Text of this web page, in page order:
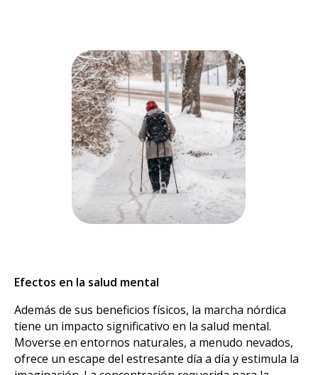
Efectos en la salud mental
Además de sus beneficios físicos, la marcha nórdica
tiene un impacto significativo en la salud mental.
Moverse en entornos naturales, a menudo nevados,
ofrece un escape del estresante día a día y estimula la